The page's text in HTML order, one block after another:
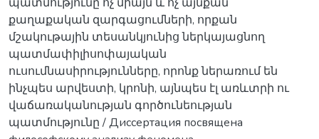
քաղաքական զարգացումների, որքան
մշակութային տեսանկյունից ներկայացնող
պատմափիլիսոփայական
ուսումնասիրությունները, որոնք ներառում են
ինչպես արվեստի, կրոնի, այնպես էլ առևտրի ու
վաճառականության գործունեության
պատմությունը / Диссертация посвящена